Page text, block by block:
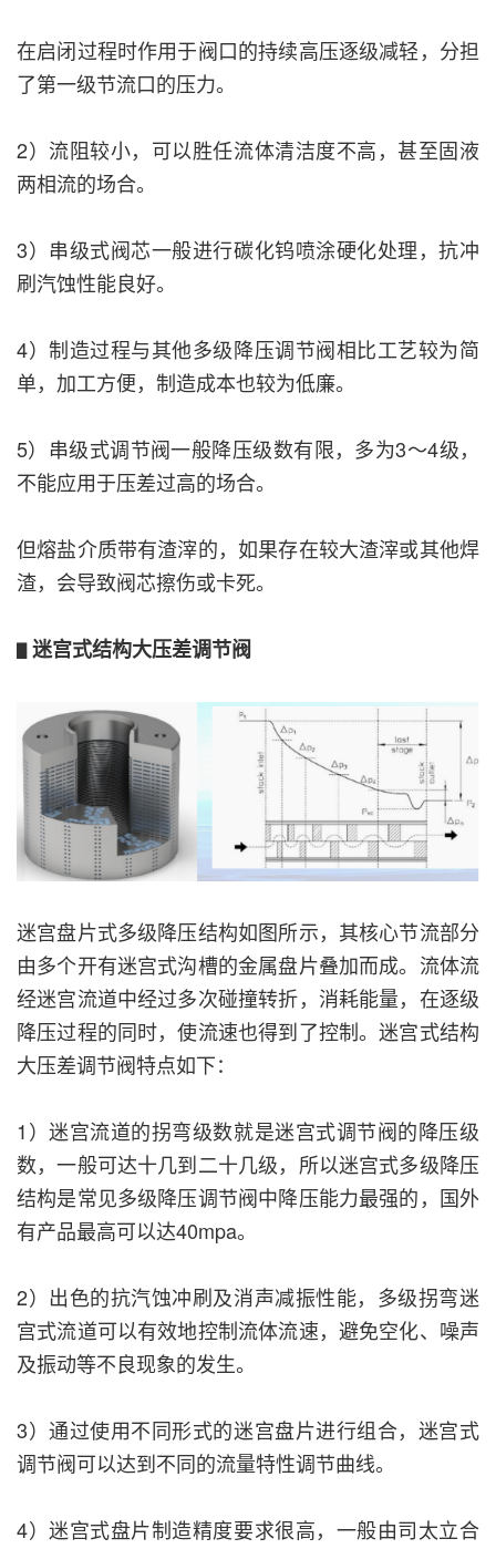
在启闭过程时作用于阀口的持续高压逐级减轻，分担
了第一级节流口的压力。
2）流阻较小，可以胜任流体清洁度不高，甚至固液
两相流的场合。
3）串级式阀芯一般进行碳化钨喷涂硬化处理，抗冲
刷汽蚀性能良好。
4）制造过程与其他多级降压调节阀相比工艺较为简
单，加工方便，制造成本也较为低廉。
5）串级式调节阀一般降压级数有限，多为3～4级，
不能应用于压差过高的场合。
但熔盐介质带有渣滓的，如果存在较大渣滓或其他焊
渣，会导致阀芯擦伤或卡死。
迷宫式结构大压差调节阀
迷宫盘片式多级降压结构如图所示，其核心节流部分
由多个开有迷宫式沟槽的金属盘片叠加而成。流体流
经迷宫流道中经过多次碰撞转折，消耗能量，在逐级
降压过程的同时，使流速也得到了控制。迷宫式结构
大压差调节阀特点如下：
1）迷宫流道的拐弯级数就是迷宫式调节阀的降压级
数，一般可达十几到二十几级，所以迷宫式多级降压
结构是常见多级降压调节阀中降压能力最强的，国外
有产品最高可以达40mpa。
2）出色的抗汽蚀冲刷及消声减振性能，多级拐弯迷
宫式流道可以有效地控制流体流速，避免空化、噪声
及振动等不良现象的发生。
3）通过使用不同形式的迷宫盘片进行组合，迷宫式
调节阀可以达到不同的流量特性调节曲线。
4）迷宫式盘片制造精度要求很高，一般由司太立合